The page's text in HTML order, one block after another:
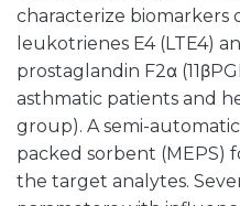
characterize biomarkers
leukotrienes E4 (LTE4)
prostaglandin F2α
asthmatic patients and
group). A semi-
packed sorbent (MEPS)
the target analytes.